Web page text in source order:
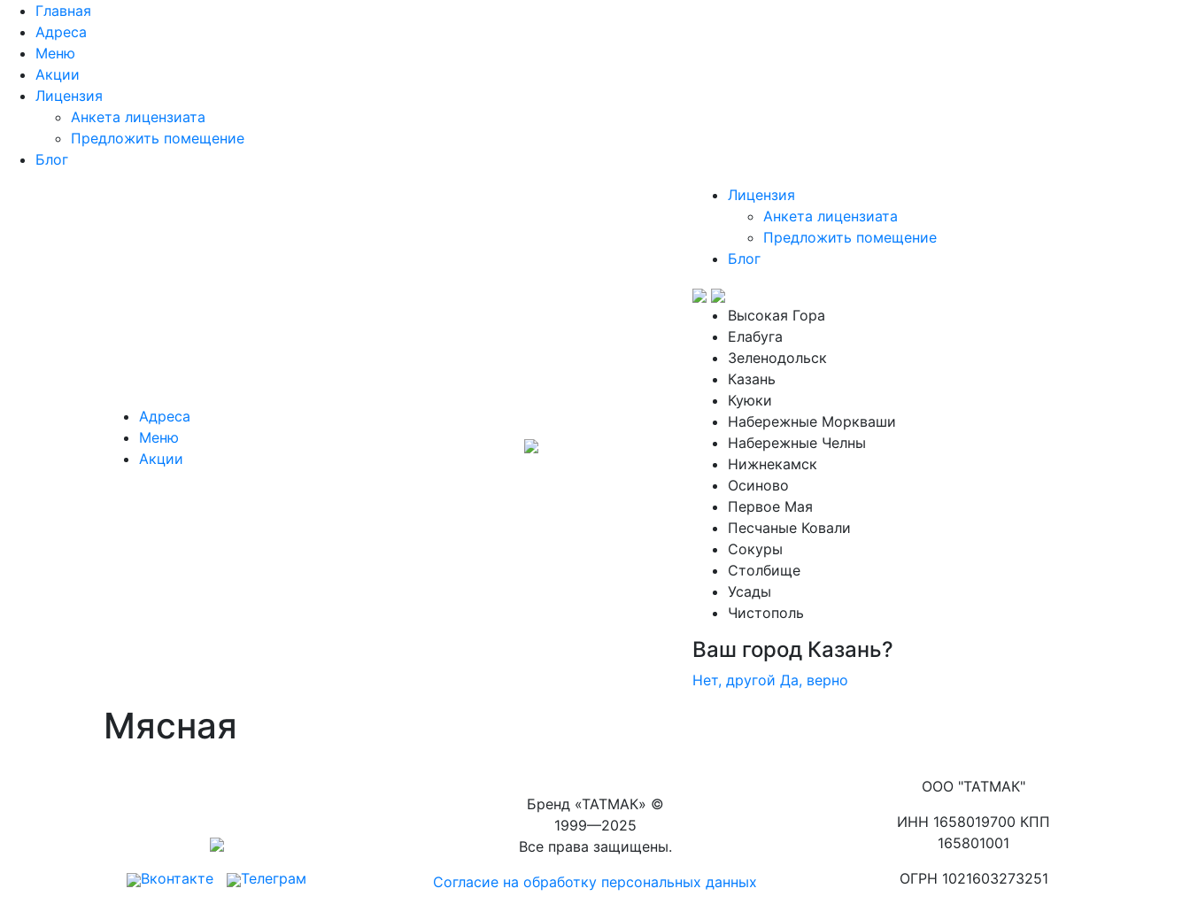
Главная
Адреса
Меню
Акции
Лицензия
Анкета лицензиата
Предложить помещение
Блог
Адреса
Меню
Акции
Лицензия
Анкета лицензиата
Предложить помещение
Блог
Высокая Гора
Елабуга
Зеленодольск
Казань
Куюки
Набережные Моркваши
Набережные Челны
Нижнекамск
Осиново
Первое Мая
Песчаные Ковали
Сокуры
Столбище
Усады
Чистополь
Ваш город Казань?
Нет, другой Да, верно
Мясная
Вконтакте Телеграм
Бренд «ТАТМАК» ©
1999—2025
Все права защищены.
Согласие на обработку персональных данных
ООО "ТАТМАК"
ИНН 1658019700 КПП
165801001
ОГРН 1021603273251